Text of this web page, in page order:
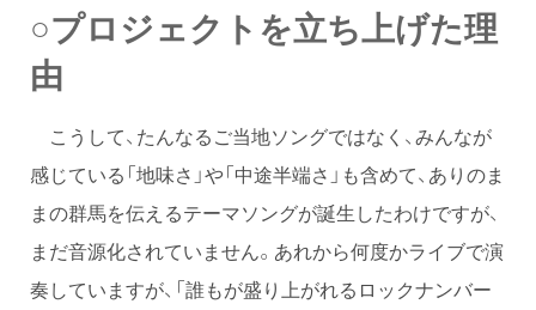
○プロジェクトを立ち上げた理
由
こうして、たんなるご当地ソングではなく、みんなが
感じている「地味さ」や「中途半端さ」も含めて、ありのま
まの群馬を伝えるテーマソングが誕生したわけですが、
まだ音源化されていません。あれから何度かライブで演
奏していますが、「誰もが盛り上がれるロックナンバー